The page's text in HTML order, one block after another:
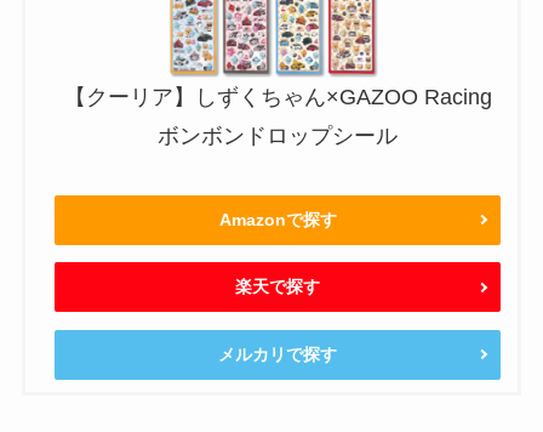
【クーリア】しずくちゃん×GAZOO Racing
ボンボンドロップシール
Amazonで探す
楽天で探す
メルカリで探す